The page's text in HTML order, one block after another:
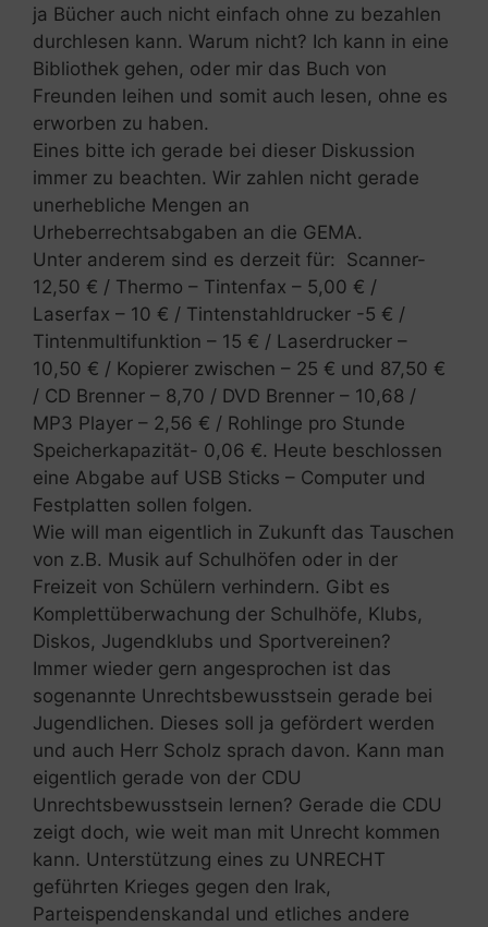
ja Bücher auch nicht einfach ohne zu bezahlen
durchlesen kann. Warum nicht? Ich kann in eine
Bibliothek gehen, oder mir das Buch von
Freunden leihen und somit auch lesen, ohne es
erworben zu haben.
Eines bitte ich gerade bei dieser Diskussion
immer zu beachten. Wir zahlen nicht gerade
unerhebliche Mengen an
Urheberrechtsabgaben an die GEMA.
Unter anderem sind es derzeit für: Scanner-
12,50 € / Thermo – Tintenfax – 5,00 € /
Laserfax – 10 € / Tintenstahldrucker -5 € /
Tintenmultifunktion – 15 € / Laserdrucker –
10,50 € / Kopierer zwischen – 25 € und 87,50 €
/ CD Brenner – 8,70 / DVD Brenner – 10,68 /
MP3 Player – 2,56 € / Rohlinge pro Stunde
Speicherkapazität- 0,06 €. Heute beschlossen
eine Abgabe auf USB Sticks – Computer und
Festplatten sollen folgen.
Wie will man eigentlich in Zukunft das Tauschen
von z.B. Musik auf Schulhöfen oder in der
Freizeit von Schülern verhindern. Gibt es
Komplettüberwachung der Schulhöfe, Klubs,
Diskos, Jugendklubs und Sportvereinen?
Immer wieder gern angesprochen ist das
sogenannte Unrechtsbewusstsein gerade bei
Jugendlichen. Dieses soll ja gefördert werden
und auch Herr Scholz sprach davon. Kann man
eigentlich gerade von der CDU
Unrechtsbewusstsein lernen? Gerade die CDU
zeigt doch, wie weit man mit Unrecht kommen
kann. Unterstützung eines zu UNRECHT
geführten Krieges gegen den Irak,
Parteispendenskandal und etliches andere